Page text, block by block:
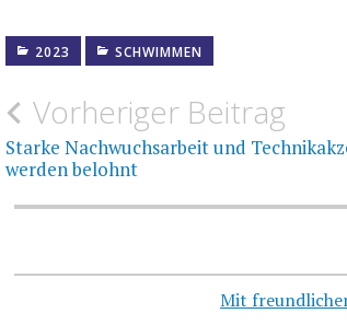
2023 SCHWIMMEN
Beitragsnavigation
Vorheriger Beitrag
Starke Nachwuchsarbeit und
werden belohnt
Mit